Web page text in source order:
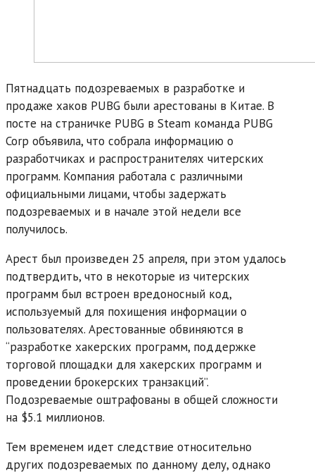
Пятнадцать подозреваемых в разработке и
продаже хаков PUBG были арестованы в Китае. В
посте на страничке PUBG в Steam команда PUBG
Corp объявила, что собрала информацию о
разработчиках и распространителях читерских
программ. Компания работала с различными
официальными лицами, чтобы задержать
подозреваемых и в начале этой недели все
получилось.
Арест был произведен 25 апреля, при этом удалось
подтвердить, что в некоторые из читерских
программ был встроен вредоносный код,
используемый для похищения информации о
пользователях. Арестованные обвиняются в
“разработке хакерских программ, поддержке
торговой площадки для хакерских программ и
проведении брокерских транзакций”.
Подозреваемые оштрафованы в общей сложности
на $5.1 миллионов.
Тем временем идет следствие относительно
других подозреваемых по данному делу, однако